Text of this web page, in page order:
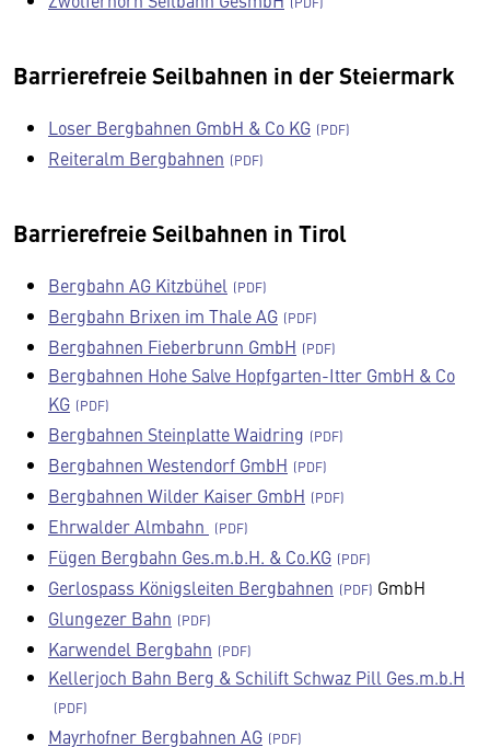
Barrierefreie Seilbahnen in der Steiermark
Loser Bergbahnen GmbH & Co KG
Reiteralm Bergbahnen
Barrierefreie Seilbahnen in Tirol
Bergbahn AG Kitzbühel
Bergbahn Brixen im Thale AG
Bergbahnen Fieberbrunn GmbH
Bergbahnen Hohe Salve Hopfgarten-Itter GmbH & Co
KG
Bergbahnen Steinplatte Waidring
Bergbahnen Westendorf GmbH
Bergbahnen Wilder Kaiser GmbH
Ehrwalder Almbahn
Fügen Bergbahn Ges.m.b.H. & Co.KG
Gerlospass Königsleiten Bergbahnen
GmbH
Glungezer Bahn
Karwendel Bergbahn
Kellerjoch Bahn Berg & Schilift Schwaz Pill Ges.m.b.H
Mayrhofner Bergbahnen AG